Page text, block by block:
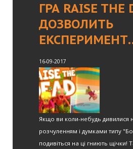
ГРА RAISE THE
ДОЗВОЛИТЬ
16-09-2017
Якщо ви коли-небудь дивилися
розчуленням і думками типу
подивіться на ці гниють щічки!